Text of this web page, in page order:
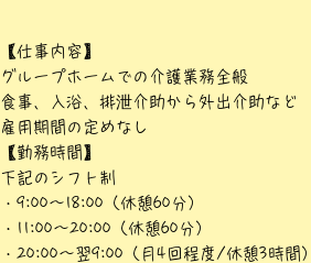
【仕事内容】
グループホームでの介護業務全般
食事、入浴、排泄介助から外出介助など
雇用期間の定めなし
【勤務時間】
下記のシフト制
・9:00～18:00（休憩60分）
・11:00～20:00（休憩60分）
・20:00～翌9:00（月4回程度/休憩3時間）